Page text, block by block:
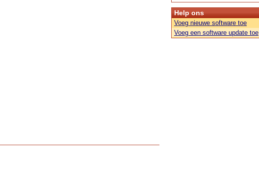
Help ons
Voeg nieuwe software toe
Voeg een software update toe